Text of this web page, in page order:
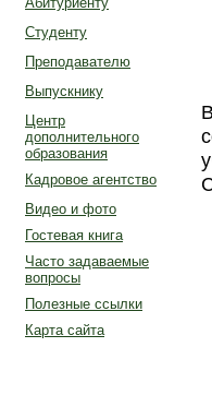
Студенту
Преподавателю
Выпускнику
Центр
дополнительного
образования
Кадровое агентство
Видео и фото
Гостевая книга
Часто задаваемые
вопросы
Полезные ссылки
Карта сайта